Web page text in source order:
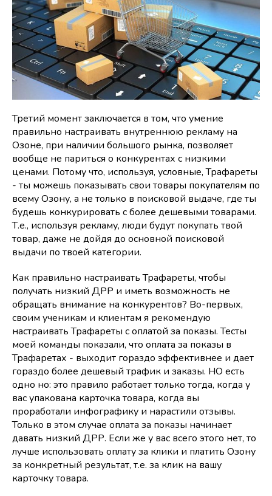
Третий момент заключается в том, что умение
правильно настраивать внутреннюю рекламу на
Озоне, при наличии большого рынка, позволяет
вообще не париться о конкурентах с низкими
ценами. Потому что, используя, условные, Трафареты
- ты можешь показывать свои товары покупателям по
всему Озону, а не только в поисковой выдаче, где ты
будешь конкурировать с более дешевыми товарами.
Т.е., используя рекламу, люди будут покупать твой
товар, даже не дойдя до основной поисковой
выдачи по твоей категории.
Как правильно настраивать Трафареты, чтобы
получать низкий ДРР и иметь возможность не
обращать внимание на конкурентов? Во-первых,
своим ученикам и клиентам я рекомендую
настраивать Трафареты с оплатой за показы. Тесты
моей команды показали, что оплата за показы в
Трафаретах - выходит гораздо эффективнее и дает
гораздо более дешевый трафик и заказы. НО есть
одно но: это правило работает только тогда, когда у
вас упакована карточка товара, когда вы
проработали инфографику и нарастили отзывы.
Только в этом случае оплата за показы начинает
давать низкий ДРР. Если же у вас всего этого нет, то
лучше использовать оплату за клики и платить Озону
за конкретный результат, т.е. за клик на вашу
карточку товара.